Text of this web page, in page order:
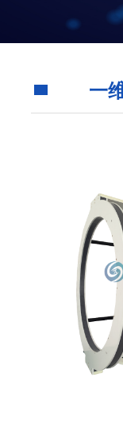
一维